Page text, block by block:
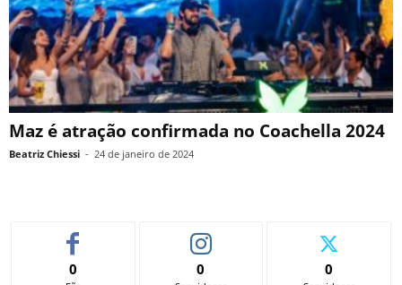
Maz é atração confirmada no Coachella 2024
Beatriz Chiessi - 24 de janeiro de 2024
0 0 0